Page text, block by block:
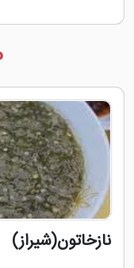
نازخاتون(شیراز)